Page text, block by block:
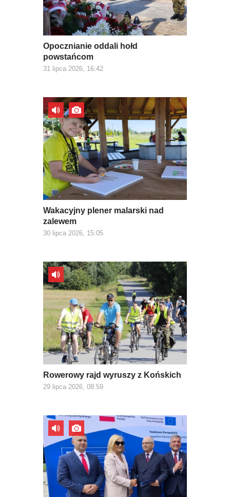
Opocznianie oddali hołd
powstańcom
31 lipca 2026, 16:42
Wakacyjny plener malarski nad
zalewem
30 lipca 2026, 15:05
Rowerowy rajd wyruszy z Końskich
29 lipca 2026, 08:59